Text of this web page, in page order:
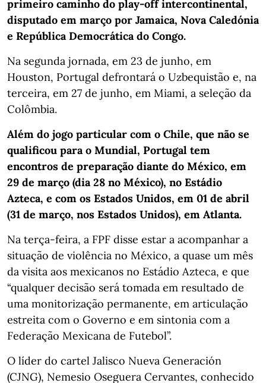
primeiro caminho do play-off intercontinental,
disputado em março por Jamaica, Nova Caledónia
e República Democrática do Congo.
Na segunda jornada, em 23 de junho, em
Houston, Portugal defrontará o Uzbequistão e, na
terceira, em 27 de junho, em Miami, a seleção da
Colômbia.
Além do jogo particular com o Chile, que não se
qualificou para o Mundial, Portugal tem
encontros de preparação diante do México, em
29 de março (dia 28 no México), no Estádio
Azteca, e com os Estados Unidos, em 01 de abril
(31 de março, nos Estados Unidos), em Atlanta.
Na terça-feira, a FPF disse estar a acompanhar a
situação de violência no México, a quase um mês
da visita aos mexicanos no Estádio Azteca, e que
“qualquer decisão será tomada em resultado de
uma monitorização permanente, em articulação
estreita com o Governo e em sintonia com a
Federação Mexicana de Futebol”.
O líder do cartel Jalisco Nueva Generación
(CJNG), Nemesio Oseguera Cervantes, conhecido